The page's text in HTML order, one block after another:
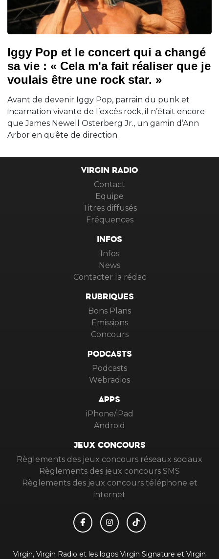
Iggy Pop et le concert qui a changé
sa vie : « Cela m'a fait réaliser que je
voulais être une rock star. »
Avant de devenir Iggy Pop, parrain du punk et
incarnation vivante de l’excès rock, il n’était encore
que James Newell Osterberg Jr., un gamin d’Ann
Arbor en quête de direction.
VIRGIN RADIO
Contact
Equipe
Titres diffusés
Fréquences
INFOS
Infos
News
Contacter la rédac
RUBRIQUES
Bons Plans
Emissions
Concours
PODCASTS
Podcasts
Webradios
APPS
iPhone/iPad
Android
JEUX CONCOURS
Règlements des jeux concours réseaux sociaux
Règlements des jeux concours SMS
Règlements des jeux concours téléphone et
internet
Virgin, Virgin Radio et les logos Virgin Signature et Virgin